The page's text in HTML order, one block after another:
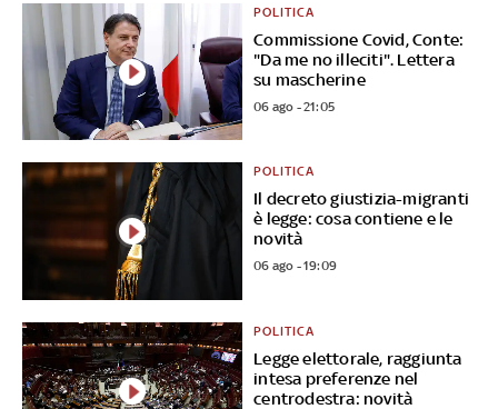
Commissione Covid, Conte:
"Da me no illeciti". Lettera
su mascherine
POLITICA
06 ago - 21:05
Il decreto giustizia-migranti
è legge: cosa contiene e le
novità
POLITICA
06 ago - 19:09
Legge elettorale, raggiunta
intesa preferenze nel
centrodestra: novità
POLITICA